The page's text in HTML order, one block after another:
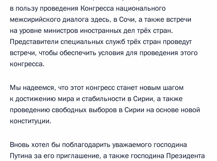
в пользу проведения Конгресса национального
межсирийского диалога здесь, в Сочи, а также встречи
на уровне министров иностранных дел трёх стран.
Представители специальных служб трёх стран проведут
встречи, чтобы обеспечить условия для проведения этого
конгресса.
Мы надеемся, что этот конгресс станет новым шагом
к достижению мира и стабильности в Сирии, а также
проведению свободных выборов в Сирии на основе новой
конституции.
Вновь хотел бы поблагодарить уважаемого господина
Путина за его приглашение, а также господина Президента